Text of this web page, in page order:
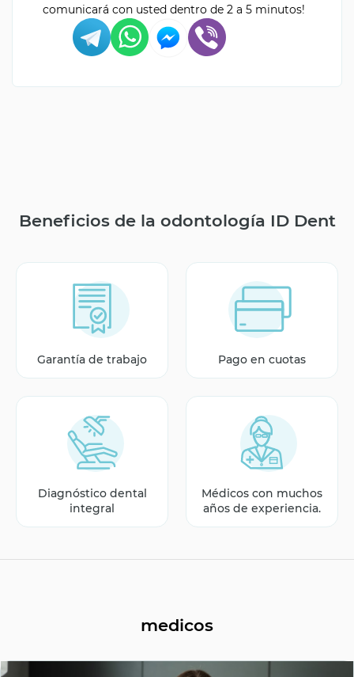
comunicará con usted dentro de 2 a 5 minutos!
Beneficios de la odontología ID Dent
Garantía de trabajo Pago en cuotas
Diagnóstico dental
integral
Médicos con muchos
años de experiencia.
medicos